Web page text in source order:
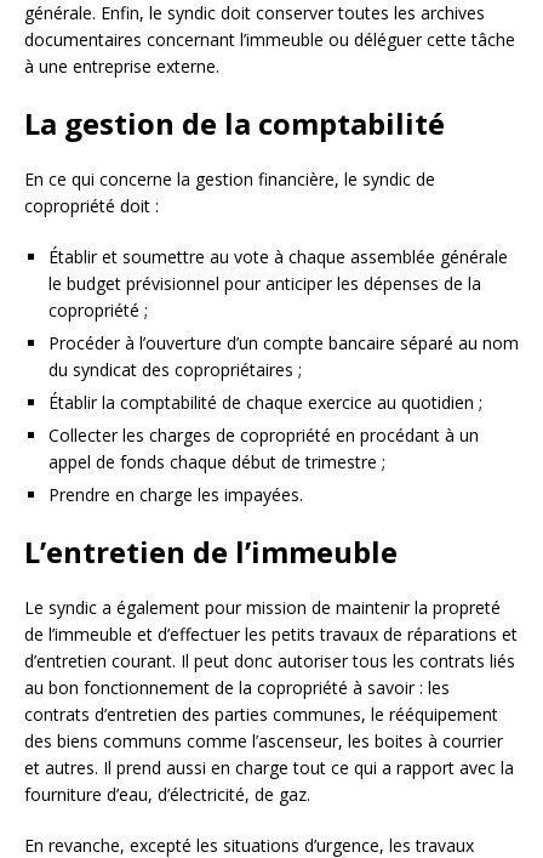
générale. Enfin, le syndic doit conserver toutes les archives
documentaires concernant l’immeuble ou déléguer cette tâche
à une entreprise externe.
La gestion de la comptabilité
En ce qui concerne la gestion financière, le syndic de
copropriété doit :
Établir et soumettre au vote à chaque assemblée générale
le budget prévisionnel pour anticiper les dépenses de la
copropriété ;
Procéder à l’ouverture d’un compte bancaire séparé au nom
du syndicat des copropriétaires ;
Établir la comptabilité de chaque exercice au quotidien ;
Collecter les charges de copropriété en procédant à un
appel de fonds chaque début de trimestre ;
Prendre en charge les impayées.
L’entretien de l’immeuble
Le syndic a également pour mission de maintenir la propreté
de l’immeuble et d’effectuer les petits travaux de réparations et
d’entretien courant. Il peut donc autoriser tous les contrats liés
au bon fonctionnement de la copropriété à savoir : les
contrats d’entretien des parties communes, le rééquipement
des biens communs comme l’ascenseur, les boites à courrier
et autres. Il prend aussi en charge tout ce qui a rapport avec la
fourniture d’eau, d’électricité, de gaz.
En revanche, excepté les situations d’urgence, les travaux